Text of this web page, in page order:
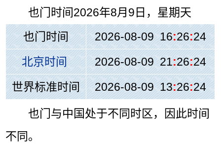
也门时间2026年8月9日，星期天
也门时间
2026-08-09 16:26:24
北京时间
2026-08-09 21:26:24
世界标准时间
2026-08-09 13:26:24
也门与中国处于不同时区，因此时间
不同。